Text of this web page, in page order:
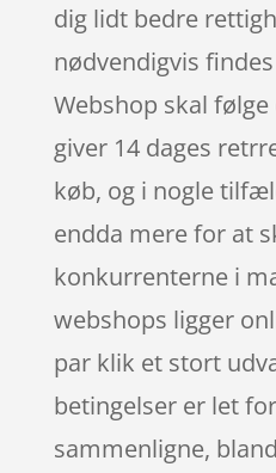
dig lidt bedre
nødvendigvis
Webshop skal
giver 14 dages
køb, og i nogle
endda mere for at
konkurrenterne i
webshops ligger
par klik et stort
betingelser er let
sammenligne,